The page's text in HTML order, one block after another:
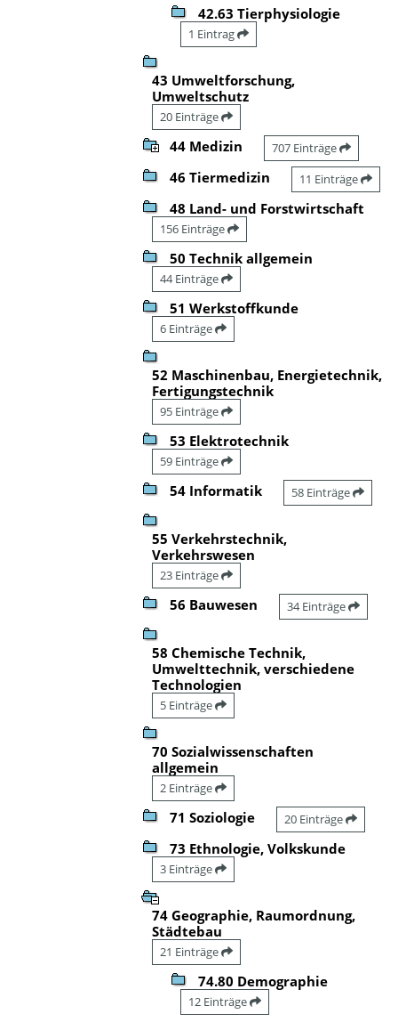
42.63 Tierphysiologie
1 Eintrag
43 Umweltforschung,
Umweltschutz
20 Einträge
44 Medizin 707 Einträge
46 Tiermedizin 11 Einträge
48 Land- und Forstwirtschaft
156 Einträge
50 Technik allgemein
44 Einträge
51 Werkstoffkunde
6 Einträge
52 Maschinenbau, Energietechnik,
Fertigungstechnik
95 Einträge
53 Elektrotechnik
59 Einträge
54 Informatik 58 Einträge
55 Verkehrstechnik,
Verkehrswesen
23 Einträge
56 Bauwesen 34 Einträge
58 Chemische Technik,
Umwelttechnik, verschiedene
Technologien
5 Einträge
70 Sozialwissenschaften
allgemein
2 Einträge
71 Soziologie 20 Einträge
73 Ethnologie, Volkskunde
3 Einträge
74 Geographie, Raumordnung,
Städtebau
21 Einträge
74.80 Demographie
12 Einträge